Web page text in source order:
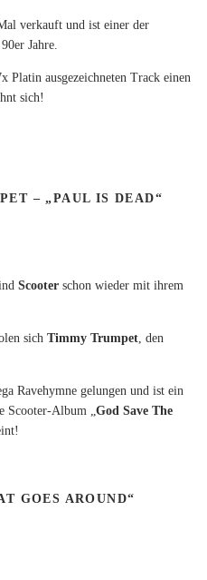
verkauft und ist einer der
Jahre.
Platin ausgezeichneten Track einen
sich!
– „PAUL IS DEAD“
Scooter schon wieder mit ihrem
sich Timmy Trumpet, den
Ravehymne gelungen und ist ein
Scooter-Album „God Save The
GOES AROUND“